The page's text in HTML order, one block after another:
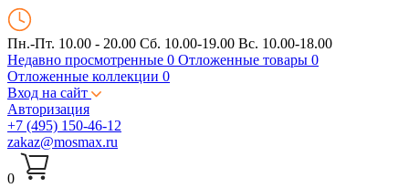
Пн.-Пт. 10.00 - 20.00 Сб. 10.00-19.00 Вс. 10.00-18.00
Недавно просмотренные 0 Отложенные товары 0
Отложенные коллекции 0
Вход на сайт
Авторизация
+7 (495) 150-46-12
zakaz@mosmax.ru
0